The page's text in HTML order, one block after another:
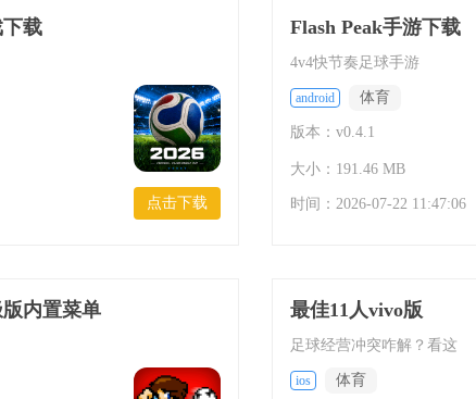
载
点击下载
Flash Peak手游下载
4v4快节奏足球手游
android 体育
版本：v0.4.1
大小：191.46 MB
时间： 2026-07-22 11:47:06
内置菜单 最佳11人vivo版
足球经营冲突咋解？看这
ios 体育